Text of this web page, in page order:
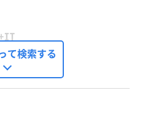
て検索する